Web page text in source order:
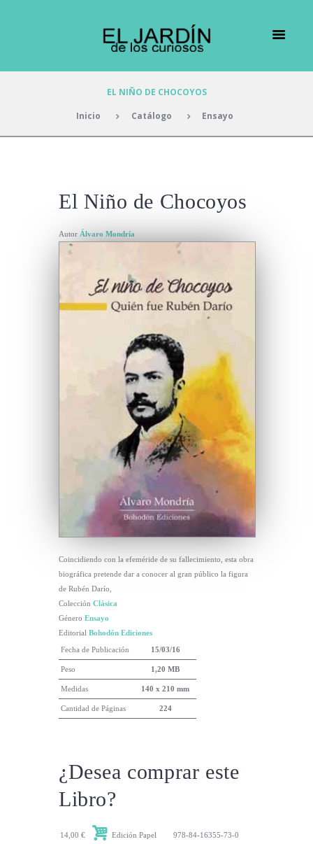
EL NIÑO DE CHOCOYOS
Inicio Catálogo Ensayo
El Niño de Chocoyos
Autor Álvaro Mondría
Coincidiendo con la efeméride de su fallecimiento, esta obra
biográfica pretende dar a conocer al gran público la figura
de Rubén Darío,
Colección Clásica
Género Ensayo
Editorial Bohodón Ediciones
Fecha de Publicación
15/03/16
Peso 1,20 MB
Medidas 140 x 210 mm
Cantidad de Páginas 224
¿Desea comprar este
Libro?
14,00 € Edición Papel 978-84-16355-73-0